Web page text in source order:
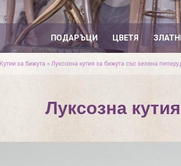
ПОДАРЪЦИ ЦВЕТЯ
Кутии за бижута » Луксозна кутия за бижута със зелена
Луксозна